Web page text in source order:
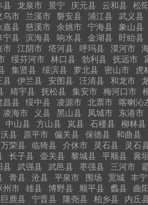
县 龙泉市 景宁 庆元县 云和县 松
乌市 兰溪市 磐安县 浦江县 武义县
嘉县 慈溪市 余姚市 宁海县 象山县
宁县 滨海县 响水县 金湖县 盱眙县
市 江阴市 塔河县 呼玛县 漠河市
绥芬河市 林口县 勃利县 抚远市
集贤县 绥滨县 萝北县 密山市 虎
县 伊兰县 安图县 汪清县 和龙市
靖宇县 抚松县 集安市 梅河口市
昌县 绥中县 凌源市 北票市 喀喇沁
凌海市 义县 黑山县 凤城市 东港市
中山县 方山县 岚县 石楼县 柳林县
县 原平市 偏关县 保德县 和曲县
万荣县 临猗县 介休市 灵石县 灵石
长子县 壶关县 黎城县 平顺县 襄
县 武强县 武邑县 枣强县 三河市
青县 沧县 平泉市 围场 宽城 丰宁
州市 雄县 博野县 顺平县 蠡县 曲
巨鹿县 宁晋县 隆尧县 柏乡县 内丘